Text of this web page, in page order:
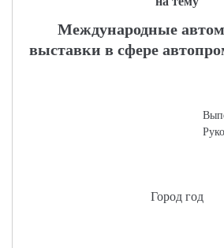
Международные
выставки в сфере
Город год